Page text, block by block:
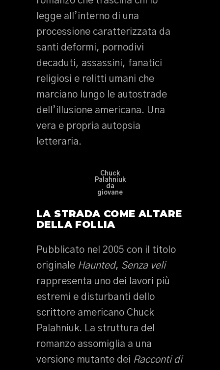
legge all’interno di una
processione caratterizzata da
santi deformi, pornodivi
decaduti, assassini, fanatici
religiosi e relitti umani che
marciano lungo le autostrade
dell’illusione americana. Una
vera e propria autopsia
letteraria.
Chuck
Palahniuk
da
giovane
LA STRADA COME ALTARE
DELLA FOLLIA
Pubblicato nel 2005 con il titolo
originale Haunted, Senza veli
rappresenta uno dei lavori più
estremi e disturbanti dello
scrittore americano Chuck
Palahniuk. La struttura del
romanzo assomiglia a una
versione mutante dei Racconti di